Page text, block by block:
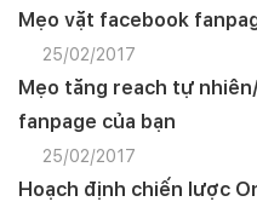
Mẹo vặt facebook
25/02/2017
Mẹo tăng reach tự
fanpage của bạn
25/02/2017
Hoạch định chiến lược